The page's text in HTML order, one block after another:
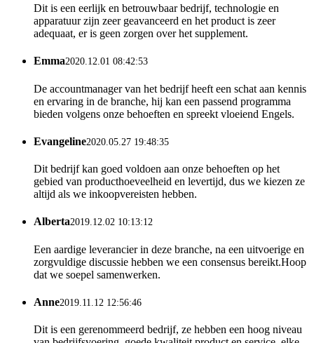
Dit is een eerlijk en betrouwbaar bedrijf, technologie en
apparatuur zijn zeer geavanceerd en het product is zeer
adequaat, er is geen zorgen over het supplement.
Emma2020.12.01 08:42:53
De accountmanager van het bedrijf heeft een schat aan kennis
en ervaring in de branche, hij kan een passend programma
bieden volgens onze behoeften en spreekt vloeiend Engels.
Evangeline2020.05.27 19:48:35
Dit bedrijf kan goed voldoen aan onze behoeften op het
gebied van producthoeveelheid en levertijd, dus we kiezen ze
altijd als we inkoopvereisten hebben.
Alberta2019.12.02 10:13:12
Een aardige leverancier in deze branche, na een uitvoerige en
zorgvuldige discussie hebben we een consensus bereikt.Hoop
dat we soepel samenwerken.
Anne2019.11.12 12:56:46
Dit is een gerenommeerd bedrijf, ze hebben een hoog niveau